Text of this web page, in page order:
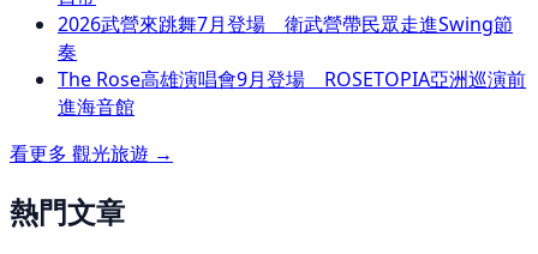
2026武營來跳舞7月登場 衛武營帶民眾走進Swing節
奏
The Rose高雄演唱會9月登場 ROSETOPIA亞洲巡演前
進海音館
看更多 觀光旅遊 →
熱門文章